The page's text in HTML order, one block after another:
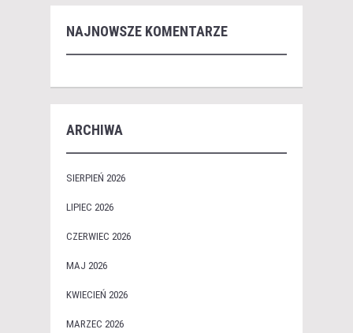
NAJNOWSZE KOMENTARZE
ARCHIWA
SIERPIEŃ 2026
LIPIEC 2026
CZERWIEC 2026
MAJ 2026
KWIECIEŃ 2026
MARZEC 2026